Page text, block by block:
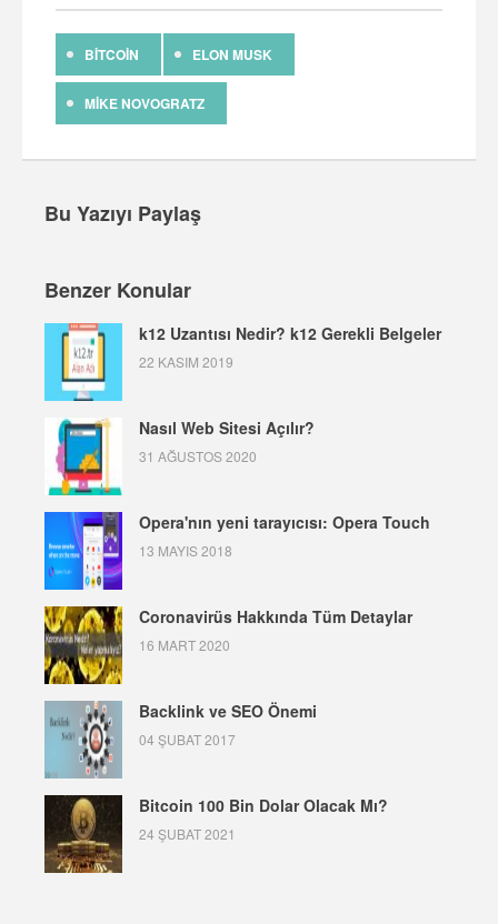
BITCOIN ELON MUSK
MIKE NOVOGRATZ
Bu Yazıyı Paylaş
Benzer Konular
k12 Uzantısı Nedir? k12 Gerekli Belgeler
22 KASIM 2019
Nasıl Web Sitesi Açılır?
31 AĞUSTOS 2020
Opera'nın yeni tarayıcısı: Opera Touch
13 MAYIS 2018
Coronavirüs Hakkında Tüm Detaylar
16 MART 2020
Backlink ve SEO Önemi
04 ŞUBAT 2017
Bitcoin 100 Bin Dolar Olacak Mı?
24 ŞUBAT 2021